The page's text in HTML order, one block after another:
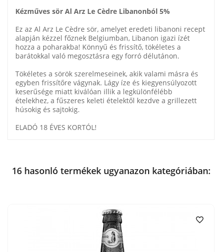
Kézműves sör Al Arz Le Cèdre Libanonból 5%
Ez az Al Arz Le Cèdre sör, amelyet eredeti libanoni recept
alapján kézzel főznek Belgiumban, Libanon igazi ízét
hozza a poharakba! Könnyű és frissítő, tökéletes a
barátokkal való megosztásra egy forró délutánon.
Tökéletes a sörök szerelmeseinek, akik valami másra és
egyben frissítőre vágynak. Lágy íze és kiegyensúlyozott
keserűsége miatt kiválóan illik a legkülönfélébb
ételekhez, a fűszeres keleti ételektől kezdve a grillezett
húsokig és sajtokig.
ELADÓ 18 ÉVES KORTÓL!
16 hasonló termékek ugyanazon kategóriában:
